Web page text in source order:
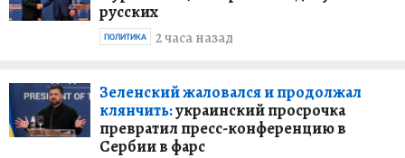
русских
2 часа назад
ПОЛИТИКА
Зеленский жаловался и продолжал
клянчить:украинский просрочка
превратил пресс-конференцию в
Сербии в фарс